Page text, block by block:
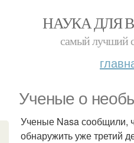
НАУКА ДЛЯ
самый лучший
Ученые о
Ученые Nasa сообщили,
обнаружить уже третий